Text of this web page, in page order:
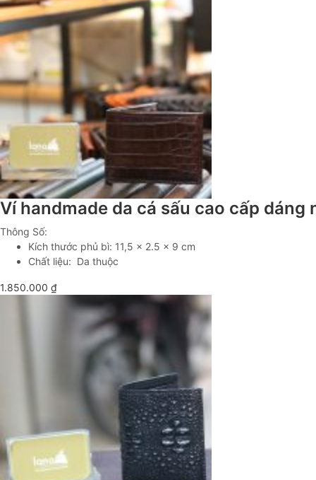
Ví handmade da cá sấu cao cấp dáng
Thông Số:
Kích thước phủ bì: 11,5 x 2.5 x 9 cm
Chất liệu: Da thuộc
1.850.000 ₫